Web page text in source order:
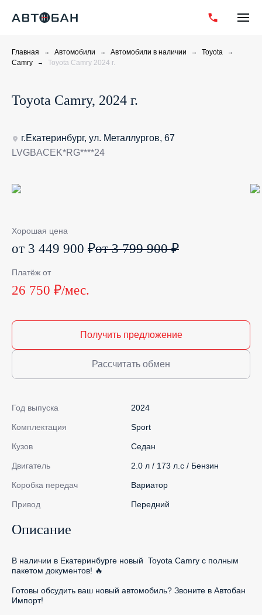
Главная Автомобили Автомобили в наличии
Toyota
Camry
Toyota Camry 2024 г.
Toyota Camry, 2024 г.
г.Екатеринбург, ул. Металлургов, 67
LVGBACEK*RG****24
Хорошая цена
от 3 449 900 ₽от 3 799 900 ₽
Платёж от
26 750 ₽/мес.
Получить предложение
Рассчитать обмен
Год выпуска 2024
Комплектация Sport
Кузов Седан
Двигатель 2.0 л / 173 л.с / Бензин
Коробка передач Вариатор
Привод Передний
Описание
В наличии в Екатеринбурге новый  Toyota Camry с полным
пакетом документов! 🔥
Готовы обсудить ваш новый автомобиль? Звоните в Автобан
Импорт!